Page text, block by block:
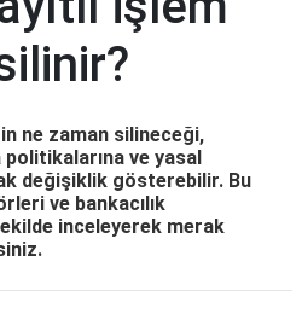
ne zaman silineceği,
ve yasal
değişiklik gösterebilir. Bu
ve bankacılık
inceleyerek merak